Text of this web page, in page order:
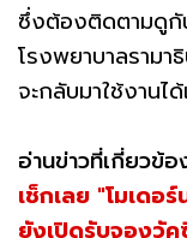
ซึ่งต้องติดตามดูกั
โรงพยาบาลรามา
จะกลับมาใช้งานได้
อ่านข่าวที่เกี่ยวข้อ
เช็กเลย "โมเดอ
ยังเปิดรับจองวัค